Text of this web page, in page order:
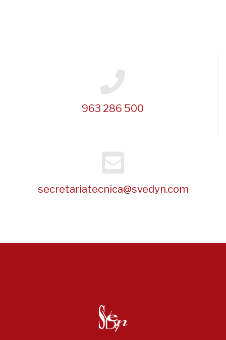
963 286 500
secretariatecnica@svedyn.com